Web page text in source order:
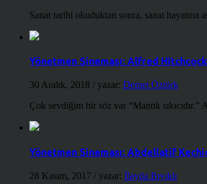
Sanat tarihi okuduktan sonra, sanat hayatına
Yönetmen Sineması: Alfred Hitchcock
30 Aralık, 2018 / yazar: Demet Öztürk
Çok sevdiğim bir söz var “Mantık
Yönetmen Sineması: Abdellatif
28 Kasım, 2017 / yazar: İlayda Bıyıklı